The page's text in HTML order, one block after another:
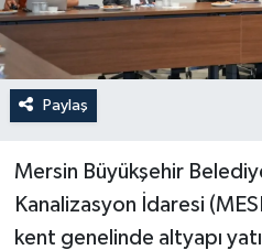
Paylaş
Mersin Büyükşehir
Kanalizasyon İdaresi
kent genelinde altyapı